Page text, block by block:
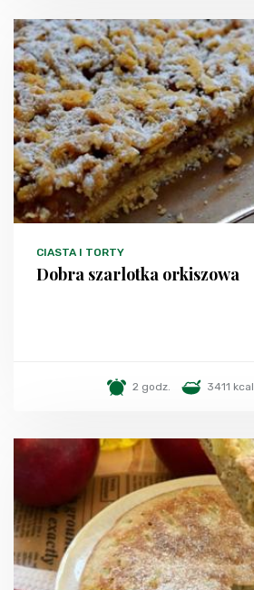
CIASTA I TORTY
Dobra szarlotka orkiszowa
2 godz. 3411 kcal